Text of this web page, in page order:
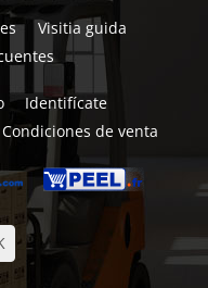
Visitia guida
Identifícate
Condiciones de venta